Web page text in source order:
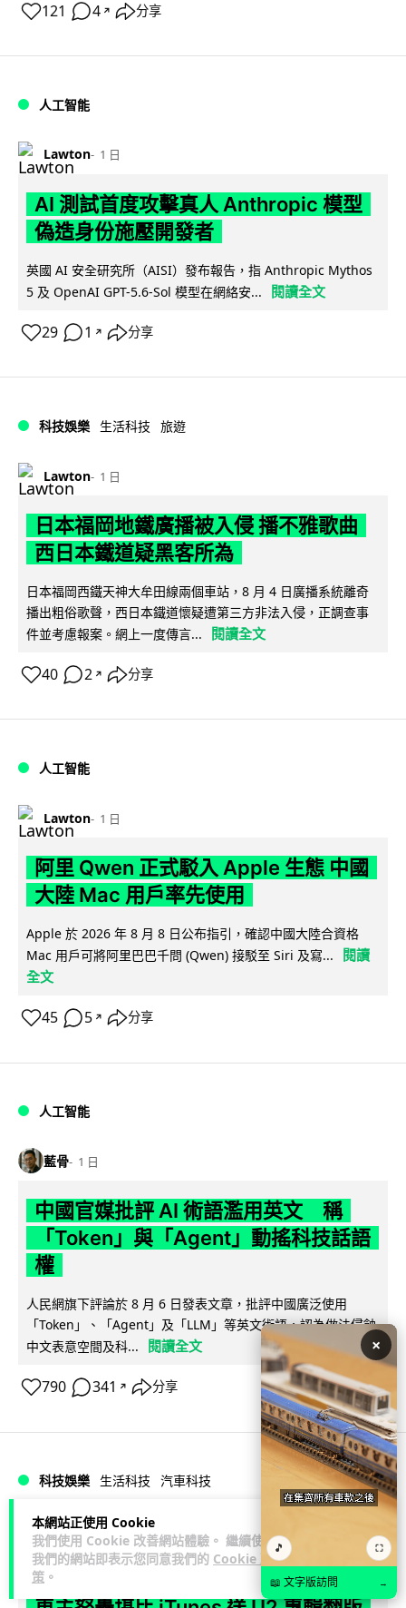
本網站正使用 Cookie
我們使用 Cookie 改善網站體驗。 繼續使用
我們的網站即表示您同意我們的 Cookie 政
策 。
121 4 ↗ 分享
人工智能
Lawton 1 日
AI 測試首度攻擊真人 Anthropic 模型
偽造身份施壓開發者
英國 AI 安全研究所（AISI）發布報告，指 Anthropic Mythos
5 及 OpenAI GPT-5.6-Sol 模型在網絡安...
閱讀全文
29 1 ↗ 分享
科技娛樂 生活科技 旅遊
Lawton 1 日
日本福岡地鐵廣播被入侵 播不雅歌曲
西日本鐵道疑黑客所為
日本福岡西鐵天神大牟田線兩個車站，8 月 4 日廣播系統離奇
播出粗俗歌聲，西日本鐵道懷疑遭第三方非法入侵，正調查事
件並考慮報案。網上一度傳言...
閱讀全文
40 2 ↗ 分享
人工智能
Lawton 1 日
阿里 Qwen 正式駁入 Apple 生態 中國
大陸 Mac 用戶率先使用
Apple 於 2026 年 8 月 8 日公布指引，確認中國大陸合資格
Mac 用戶可將阿里巴巴千問 (Qwen) 接駁至 Siri 及寫...
閱讀
全文
45 5 ↗ 分享
人工智能
藍骨 1 日
中國官媒批評 AI 術語濫用英文 稱
「Token」與「Agent」動搖科技話語
權
人民網旗下評論於 8 月 6 日發表文章，批評中國廣泛使用
「Token」、「Agent」及「LLM」等英文術語，認為做法侵蝕
中文表意空間及科...
閱讀全文
790 341 ↗ 分享
科技娛樂 生活科技 汽車科技
藍骨 1 日
BMW 車廂熒幕強推蜘蛛俠電影廣告
×
🎵 ⛶
📖 文字版訪問 →